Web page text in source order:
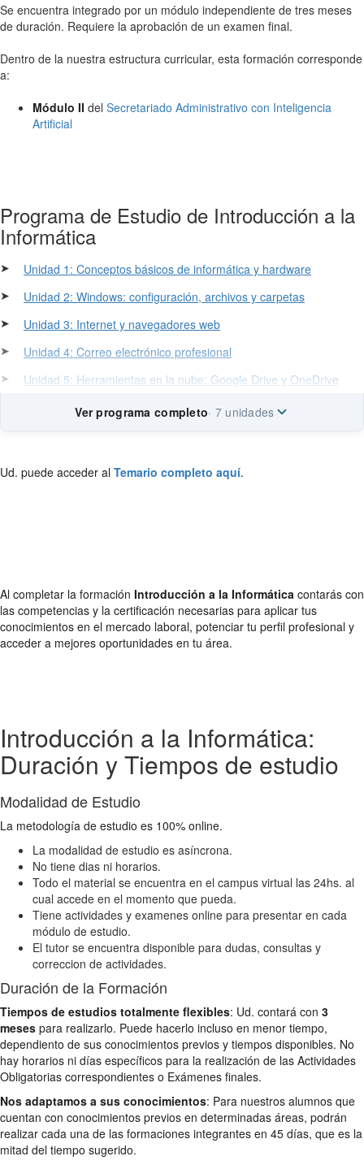
Se encuentra integrado por un módulo independiente de tres meses
de duración. Requiere la aprobación de un examen final.
Dentro de la nuestra estructura curricular, esta formación corresponde
a:
Módulo II del Secretariado Administrativo con Inteligencia
Artificial
Programa de Estudio de Introducción a la
Informática
➤
Unidad 1: Conceptos básicos de informática y hardware
➤
Unidad 2: Windows: configuración, archivos y carpetas
➤
Unidad 3: Internet y navegadores web
➤
Unidad 4: Correo electrónico profesional
➤
Unidad 5: Herramientas en la nube: Google Drive y OneDrive
Ver programa completo· 7 unidades
Ud. puede acceder al Temario completo aquí.
Al completar la formación Introducción a la Informática contarás con
las competencias y la certificación necesarias para aplicar tus
conocimientos en el mercado laboral, potenciar tu perfil profesional y
acceder a mejores oportunidades en tu área.
Introducción a la Informática:
Duración y Tiempos de estudio
Modalidad de Estudio
La metodología de estudio es 100% online.
La modalidad de estudio es asíncrona.
No tiene dias ni horarios.
Todo el material se encuentra en el campus virtual las 24hs. al
cual accede en el momento que pueda.
Tiene actividades y examenes online para presentar en cada
módulo de estudio.
El tutor se encuentra disponible para dudas, consultas y
correccion de actividades.
Duración de la Formación
Tiempos de estudios totalmente flexibles: Ud. contará con 3
meses para realizarlo. Puede hacerlo incluso en menor tiempo,
dependiento de sus conocimientos previos y tiempos disponibles. No
hay horarios ni días específicos para la realización de las Actividades
Obligatorias correspondientes o Exámenes finales.
Nos adaptamos a sus conocimientos: Para nuestros alumnos que
cuentan con conocimientos previos en determinadas áreas, podrán
realizar cada una de las formaciones integrantes en 45 días, que es la
mitad del tiempo sugerido.